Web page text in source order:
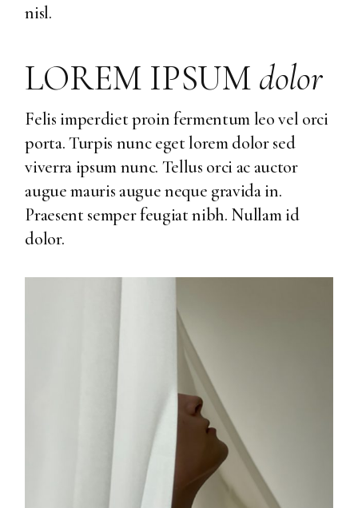
nisl.
LOREM IPSUM dolor
Felis imperdiet proin fermentum leo vel orci
porta. Turpis nunc eget lorem dolor sed
viverra ipsum nunc. Tellus orci ac auctor
augue mauris augue neque gravida in.
Praesent semper feugiat nibh. Nullam id
dolor.